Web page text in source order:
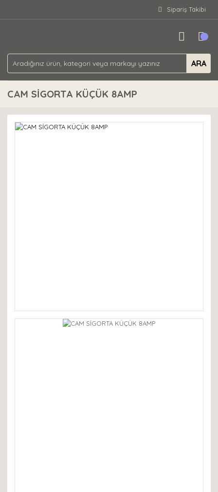
Sipariş Takibi
ARA
CAM SİGORTA KÜÇÜK 8AMP